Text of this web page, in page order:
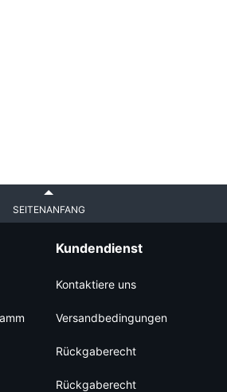
SEITENANFANG
Kundendienst
Kontaktiere uns
Versandbedingungen
Rückgaberecht
Rückgaberecht